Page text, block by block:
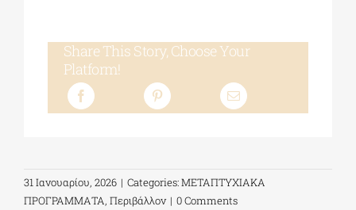
Share This Story, Choose Your
Platform!
31 Ιανουαρίου, 2026 | Categories:ΜΕΤΑΠΤΥΧΙΑΚΑ
ΠΡΟΓΡΑΜΜΑΤΑ, Περιβάλλον | 0 Comments